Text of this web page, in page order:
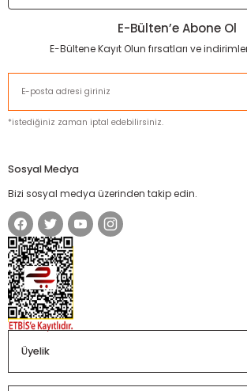
E-Bülten’e Abone Ol
E-Bültene Kayıt Olun fırsatları ve
*istediğiniz zaman iptal edebilirsiniz.
Sosyal Medya
Bizi sosyal medya üzerinden takip edin.
Üyelik